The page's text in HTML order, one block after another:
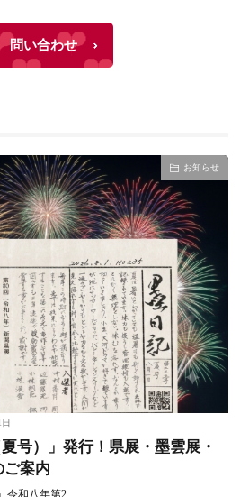
問い合わせ
お知らせ
夏号）」発行！県展・墨雲展・
ご案内
令和八年第2……